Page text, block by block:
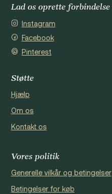
Lad os oprette forbindelse
Instagram
Facebook
Pinterest
Støtte
Hjælp
Om os
Kontakt os
Vores politik
Generelle vilkår og betingelser
Betingelser for køb